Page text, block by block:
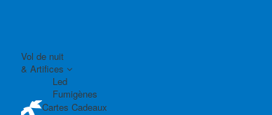
Vol de nuit
& Artifices
Led
Fumigènes
Cartes Cadeaux